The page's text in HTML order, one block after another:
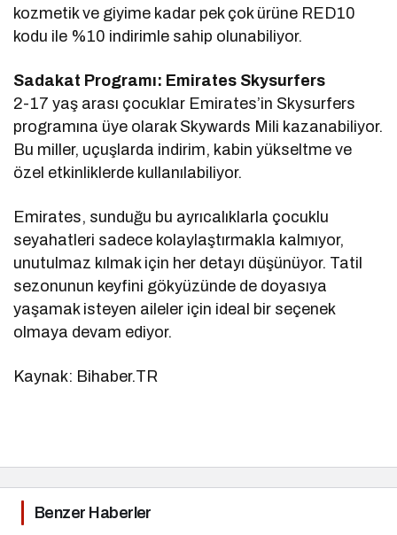
kozmetik ve giyime kadar pek çok ürüne RED10
kodu ile %10 indirimle sahip olunabiliyor.
Sadakat Programı: Emirates Skysurfers
2-17 yaş arası çocuklar Emirates’in Skysurfers
programına üye olarak Skywards Mili kazanabiliyor.
Bu miller, uçuşlarda indirim, kabin yükseltme ve
özel etkinliklerde kullanılabiliyor.
Emirates, sunduğu bu ayrıcalıklarla çocuklu
seyahatleri sadece kolaylaştırmakla kalmıyor,
unutulmaz kılmak için her detayı düşünüyor. Tatil
sezonunun keyfini gökyüzünde de doyasıya
yaşamak isteyen aileler için ideal bir seçenek
olmaya devam ediyor.
Kaynak: Bihaber.TR
Benzer Haberler